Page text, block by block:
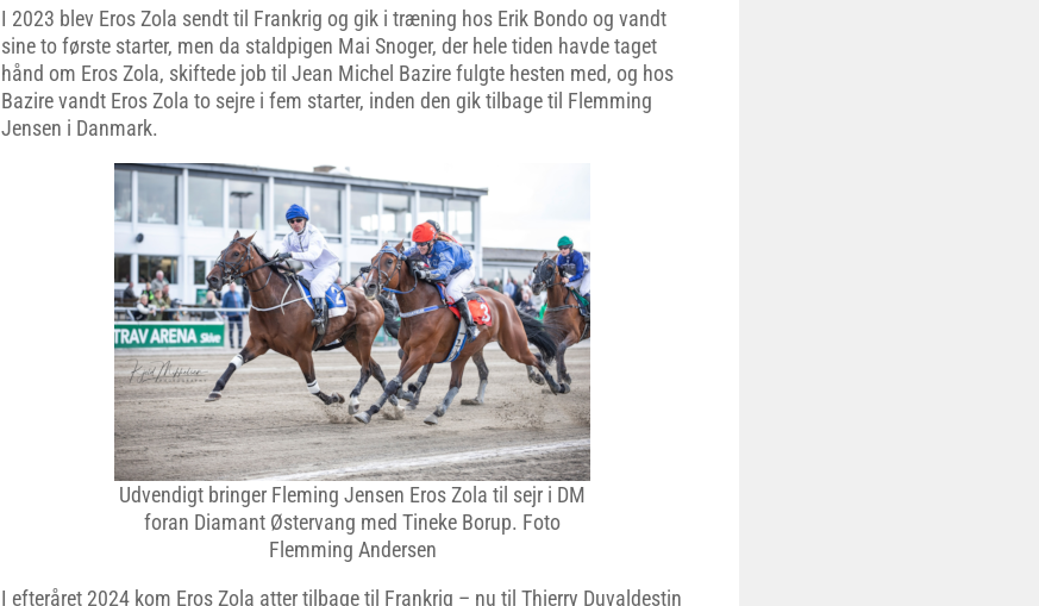
I 2023 blev Eros Zola sendt til Frankrig og gik i træning hos Erik Bondo og vandt
sine to første starter, men da staldpigen Mai Snoger, der hele tiden havde taget
hånd om Eros Zola, skiftede job til Jean Michel Bazire fulgte hesten med, og hos
Bazire vandt Eros Zola to sejre i fem starter, inden den gik tilbage til Flemming
Jensen i Danmark.
Udvendigt bringer Fleming Jensen Eros Zola til sejr i DM
foran Diamant Østervang med Tineke Borup. Foto
Flemming Andersen
I efteråret 2024 kom Eros Zola atter tilbage til Frankrig – nu til Thierry Duvaldestin